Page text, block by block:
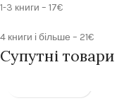
1-3 книги – 17€
4 книги і більше – 21€
Супутні товари